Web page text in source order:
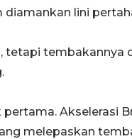
lini
tetapi tembakannya
Akselerasi
melepaskan